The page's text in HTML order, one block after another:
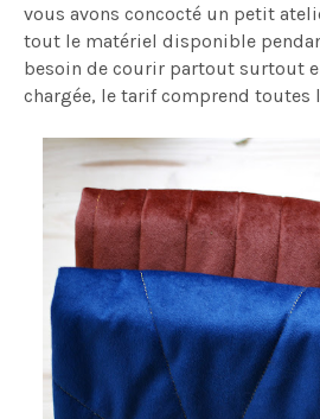
vous avons concocté un petit
tout le matériel disponible
besoin de courir partout surtout
chargée, le tarif comprend toutes